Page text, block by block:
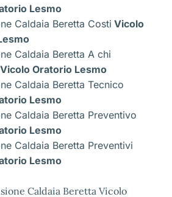
Lesmo
Caldaia Beretta Costi Vicolo
Caldaia Beretta A chi
Vicolo Oratorio Lesmo
Caldaia Beretta Tecnico
Lesmo
Caldaia Beretta Preventivo
Lesmo
Caldaia Beretta Preventivi
Lesmo
Caldaia Beretta Vicolo